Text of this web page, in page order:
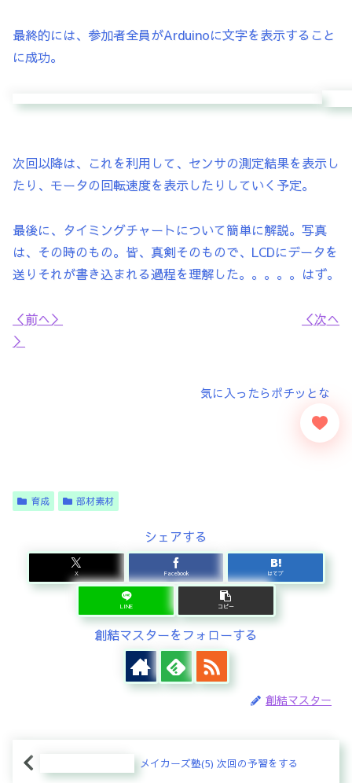
最終的には、参加者全員がArduinoに文字を表示すること
に成功。
次回以降は、これを利用して、センサの測定結果を表示し
たり、モータの回転速度を表示したりしていく予定。
最後に、タイミングチャートについて簡単に解説。写真
は、その時のもの。皆、真剣そのもので、LCDにデータを
送りそれが書き込まれる過程を理解した。。。。。はず。
＜前へ＞
＜次へ
＞
育成 部材素材
シェアする
X Facebook はてブ
LINE コピー
創結マスターをフォローする
創結マスター
メイカーズ塾(5) 次回の予習をする